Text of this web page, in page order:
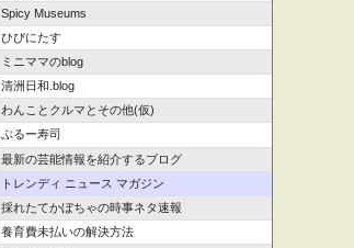
Spicy Museums
ひびにたす
ミニママのblog
清洲日和.blog
わんことクルマとその他(仮)
ぶるー寿司
最新の芸能情報を紹介するブログ
トレンディ ニュース マガジン
採れたてかぼちゃの時事ネタ速報
養育費未払いの解決方法